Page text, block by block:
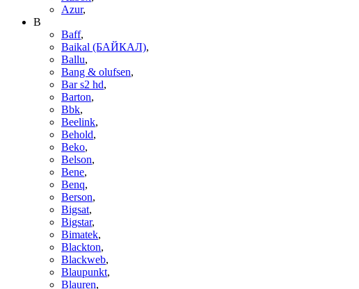
Azur,
B
Baff,
Baikal (БАЙКАЛ),
Ballu,
Bang & olufsen,
Bar s2 hd,
Barton,
Bbk,
Beelink,
Behold,
Beko,
Belson,
Bene,
Benq,
Berson,
Bigsat,
Bigstar,
Bimatek,
Blackton,
Blackweb,
Blaupunkt,
Blauren,